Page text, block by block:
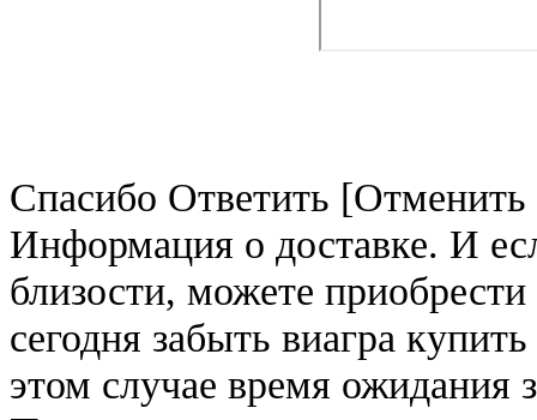
Спасибо Ответить
Информация о доставке. И
близости, можете
сегодня забыть виагра
этом случае время ожидания